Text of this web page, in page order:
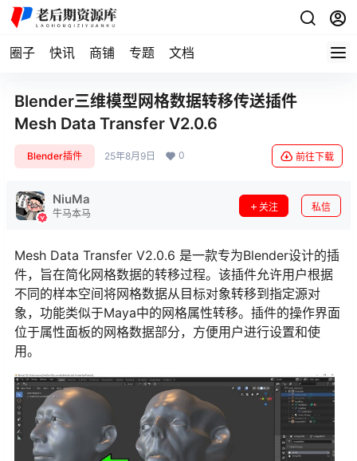
圈子 快讯 商铺 专题 文档
Blender三维模型网格数据转移传送插件
Mesh Data Transfer V2.0.6
Blender插件 25年8月9日 0 前往下载
NiuMa
牛马本马
关注 私信
Mesh Data Transfer V2.0.6 是一款专为Blender设计的插
件，旨在简化网格数据的转移过程。该插件允许用户根据
不同的样本空间将网格数据从目标对象转移到指定源对
象，功能类似于Maya中的网格属性转移。插件的操作界面
位于属性面板的网格数据部分，方便用户进行设置和使
用。